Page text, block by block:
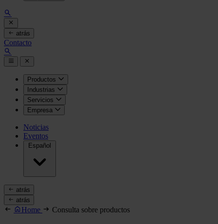
atrás
Contacto
Productos
Industrias
Servicios
Empresa
Noticias
Eventos
Español
atrás
atrás
Home Consulta sobre productos